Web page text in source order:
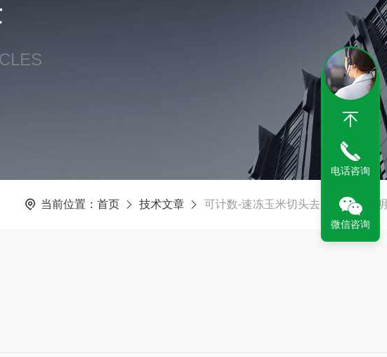
当前位置： 首页 技术文章 可计数-速冻玉米切头去尾机使用说
电话咨询
微信咨询